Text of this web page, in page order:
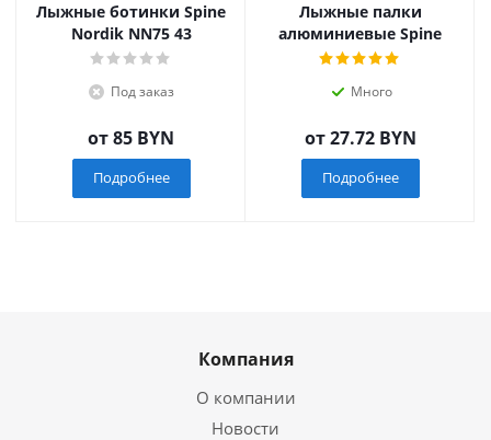
Лыжные ботинки Spine
Nordik NN75 43
Под заказ
от85 BYN
Подробнее
Лыжные палки
алюминиевые Spine
Много
от27.72 BYN
Подробнее
Компания
О компании
Новости